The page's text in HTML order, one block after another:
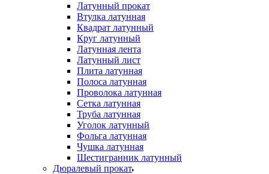
Латунный прокат
Втулка латунная
Квадрат латунный
Круг латунный
Латунная лента
Латунный лист
Плита латунная
Полоса латунная
Проволока латунная
Сетка латунная
Труба латунная
Уголок латунный
Фольга латунная
Чушка латунная
Шестигранник латунный
Дюралевый прокат